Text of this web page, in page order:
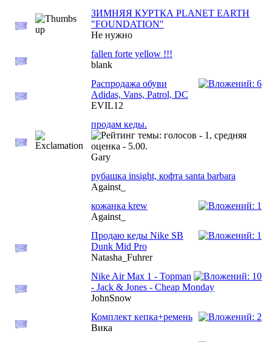
ЗИМНЯЯ КУРТКА PLANET EARTH
"FOUNDATION"
Не нужно
fallen forte yellow !!!
blank
Распродажа обуви
Adidas, Vans, Patrol, DC
EVIL12
продам кеды.
Gary
рубашка insight, кофта santa barbara
Against_
кожанка krew
Against_
Продаю кеды Nike SB
Dunk Mid Pro
Natasha_Fuhrer
Nike Air Max 1 - Topman
- Jack & Jones - Cheap Monday
JohnSnow
Комплект кепка+ремень
Вика